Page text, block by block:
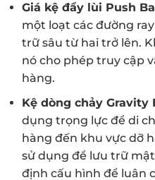
Giá kệ đẩy lùi Push
một loạt các đường
trữ sâu từ hai trở lên.
nó cho phép truy cập
hàng.
Kệ dòng chảy Gravity
dụng trọng lực để di
hàng đến khu vực dỡ
sử dụng để lưu trữ
định cấu hình để luân